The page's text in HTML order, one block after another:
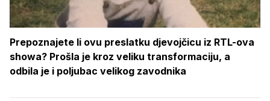
Prepoznajete li ovu preslatku djevojčicu iz RTL-ova
showa? Prošla je kroz veliku transformaciju, a
odbila je i poljubac velikog zavodnika